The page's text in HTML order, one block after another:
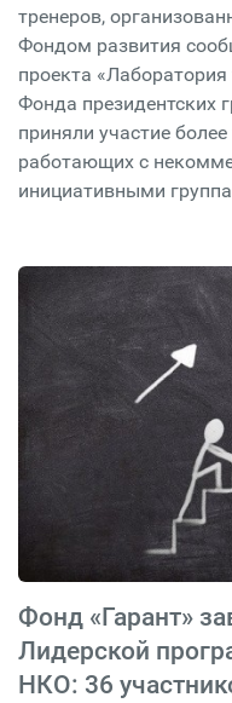
тренеров,
Фондом развития
проекта
Фонда президентских
приняли участие
работающих с
инициативными
Фонд «Гарант»
Лидерской
НКО: 36